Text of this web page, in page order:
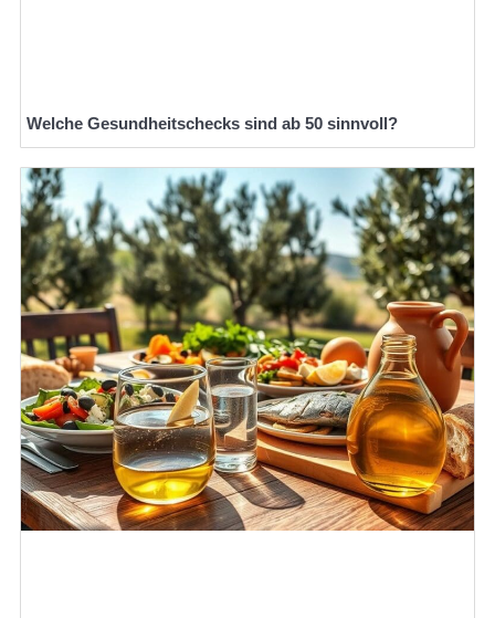
Welche Gesundheitschecks sind ab 50 sinnvoll?